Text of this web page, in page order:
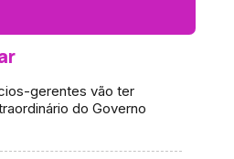
gerentes vão ter
do Governo